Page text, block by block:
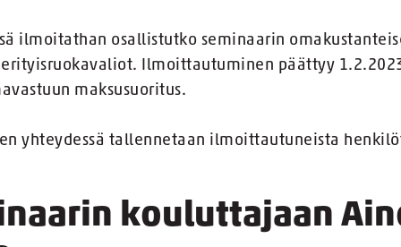
ilmoitathan osallistutko seminaarin
erityisruokavaliot. Ilmoittautuminen päättyy
maksusuoritus.
yhteydessä tallennetaan ilmoittautuneista
kouluttajaan